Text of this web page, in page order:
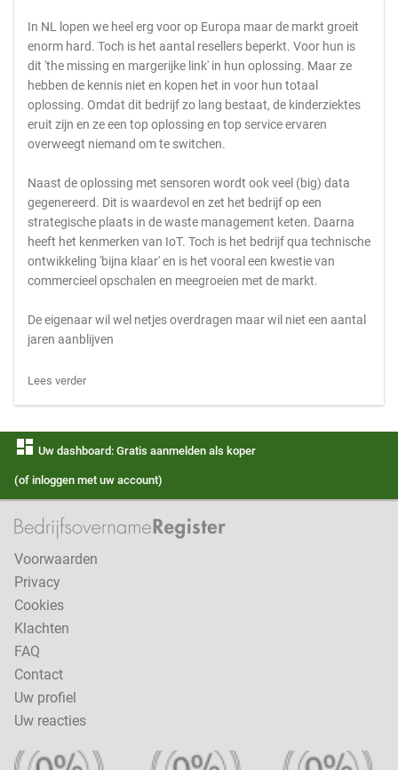
In NL lopen we heel erg voor op Europa maar de markt groeit
enorm hard. Toch is het aantal resellers beperkt. Voor hun is
dit 'the missing en margerijke link' in hun oplossing. Maar ze
hebben de kennis niet en kopen het in voor hun totaal
oplossing. Omdat dit bedrijf zo lang bestaat, de kinderziektes
eruit zijn en ze een top oplossing en top service ervaren
overweegt niemand om te switchen.
Naast de oplossing met sensoren wordt ook veel (big) data
gegenereerd. Dit is waardevol en zet het bedrijf op een
strategische plaats in de waste management keten. Daarna
heeft het kenmerken van IoT. Toch is het bedrijf qua technische
ontwikkeling 'bijna klaar' en is het vooral een kwestie van
commercieel opschalen en meegroeien met de markt.
De eigenaar wil wel netjes overdragen maar wil niet een aantal
jaren aanblijven
Lees verder
dashboard Uw dashboard: Gratis aanmelden als koper
(of inloggen met uw account)
Voorwaarden
Privacy
Cookies
Klachten
FAQ
Contact
Uw profiel
Uw reacties